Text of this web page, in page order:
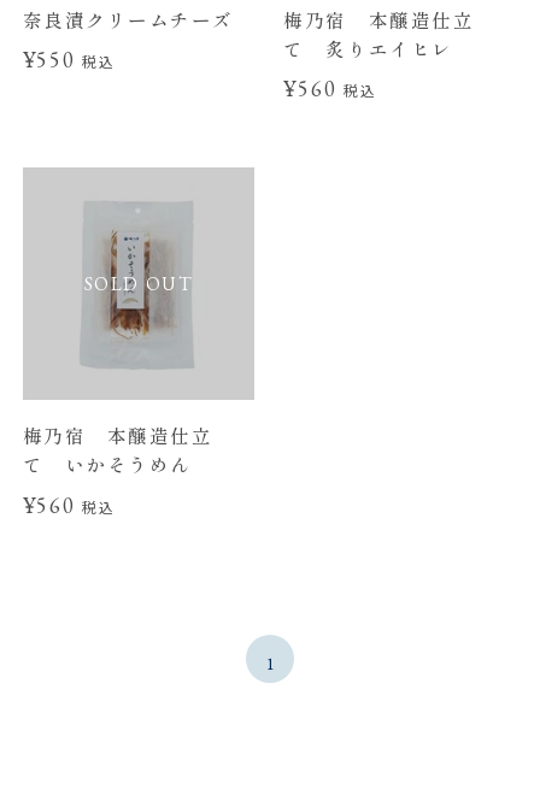
奈良漬クリームチーズ
¥550税込
梅乃宿 本醸造仕立
て 炙りエイヒレ
¥560税込
SOLD OUT
梅乃宿 本醸造仕立
て いかそうめん
¥560税込
1